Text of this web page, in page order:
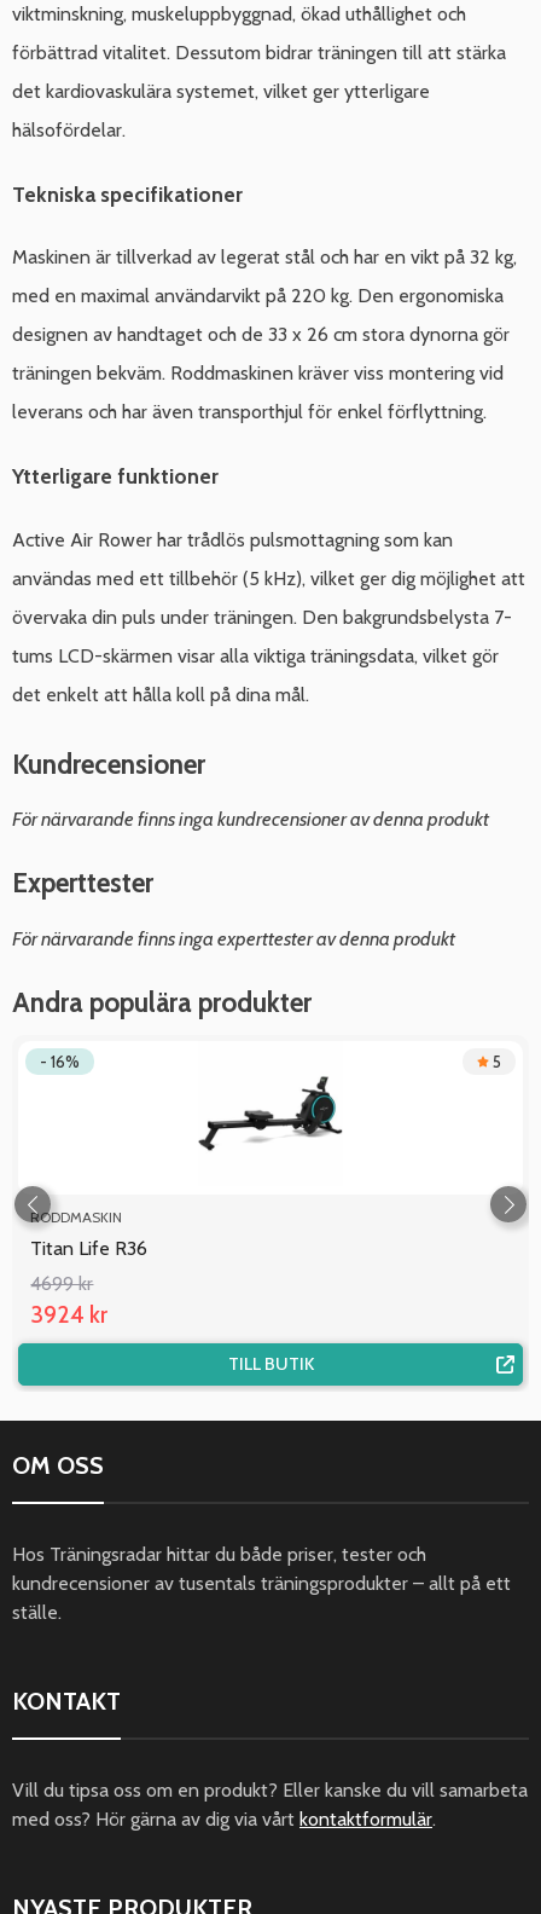
viktminskning, muskeluppbyggnad, ökad uthållighet och
förbättrad vitalitet. Dessutom bidrar träningen till att stärka
det kardiovaskulära systemet, vilket ger ytterligare
hälsofördelar.
Tekniska specifikationer
Maskinen är tillverkad av legerat stål och har en vikt på 32 kg,
med en maximal användarvikt på 220 kg. Den ergonomiska
designen av handtaget och de 33 x 26 cm stora dynorna gör
träningen bekväm. Roddmaskinen kräver viss montering vid
leverans och har även transporthjul för enkel förflyttning.
Ytterligare funktioner
Active Air Rower har trådlös pulsmottagning som kan
användas med ett tillbehör (5 kHz), vilket ger dig möjlighet att
övervaka din puls under träningen. Den bakgrundsbelysta 7-
tums LCD-skärmen visar alla viktiga träningsdata, vilket gör
det enkelt att hålla koll på dina mål.
Kundrecensioner
För närvarande finns inga kundrecensioner av denna produkt
Experttester
För närvarande finns inga experttester av denna produkt
Andra populära produkter
- 16% 5
RODDMASKIN
Titan Life R36
4699 kr
3924 kr
TILL BUTIK
OM OSS
Hos Träningsradar hittar du både priser, tester och
kundrecensioner av tusentals träningsprodukter – allt på ett
ställe.
KONTAKT
Vill du tipsa oss om en produkt? Eller kanske du vill samarbeta
med oss? Hör gärna av dig via vårt kontaktformulär.
NYASTE PRODUKTER